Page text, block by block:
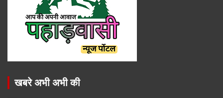
खबरे अभी अभी की